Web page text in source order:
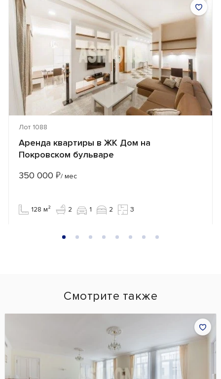
Лот 1088
Аренда квартиры в ЖК Дом на
Покровском бульваре
350 000 ₽/ мес
128 м² 2 1 2 3
Смотрите также